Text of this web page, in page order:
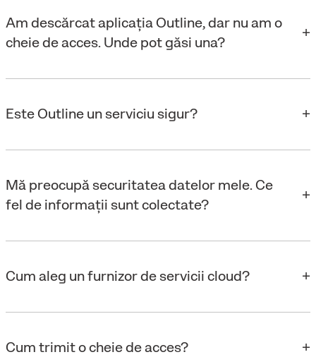
Am descărcat aplicația Outline, dar nu am o
cheie de acces. Unde pot găsi una?
Este Outline un serviciu sigur?
Mă preocupă securitatea datelor mele. Ce
fel de informații sunt colectate?
Cum aleg un furnizor de servicii cloud?
Cum trimit o cheie de acces?